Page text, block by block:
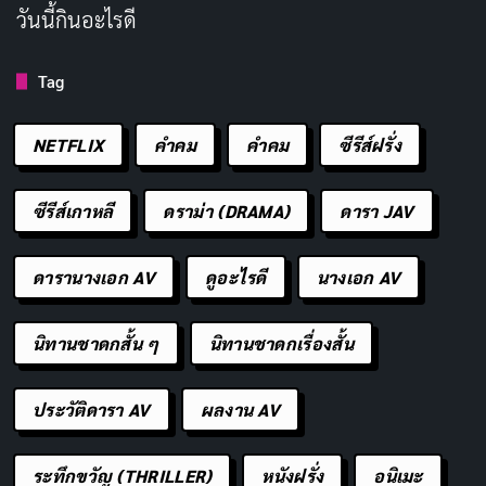
สุดท้ายของตัวละคร หรือคนที่ชอบหนังสายลับแอ็กชันแบบ
เห็นเซียนนา มิลเลอร์ ในบทที่แตกต่างจากเดิม ก็อาจพอใจ
กับสิ่งที่ได้ หนังยังเหมาะกับคนที่มองหาหนังสายลับบน
Prime Videoที่ดูได้เพลินๆ โดยไม่ต้องจำรายละเอียดซับ
ซ้อน แต่ไม่เหมาะกับคนที่ต้องการหนังสายลับซับซ้อน
ทางการเมืองแบบที่แฟรนไชส์เคยมี หรือคนที่หวังว่าการ
กระโดดสู่จอใหญ่จะทำให้หนังมีวิสัยทัศน์ทางภาพมากกว่านี้
ถ้าชอบซีรีส์สายลับที่มีตัวตนชัดเจน เรื่องนี้อาจรู้สึกเหมือน
หนังที่เคยดูมาแล้วหลายสิบเรื่อง
วันนี้กินอะไรดี
Tag
NETFLIX คำคม คําคม ซีรีส์ฝรั่ง
ซีรีส์เกาหลี ดราม่า (DRAMA) ดารา JAV
ดารานางเอก AV ดูอะไรดี นางเอก AV
นิทานชาดกสั้น ๆ นิทานชาดกเรื่องสั้น
ประวัติดารา AV ผลงาน AV
ระทึกขวัญ (THRILLER) หนังฝรั่ง อนิเมะ